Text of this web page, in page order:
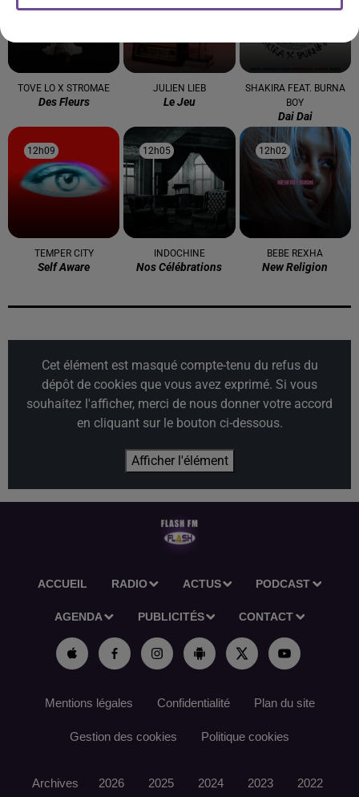
TOVE LO X STROMAE
Des Fleurs
JULIEN LIEB
Le Jeu
SHAKIRA FEAT. BURNA
BOY
Dai Dai
12h09
12h09
TEMPER CITY
Self Aware
12h05
12h05
INDOCHINE
Nos Célébrations
12h02
12h02
BEBE REXHA
New Religion
Cet élément est masqué compte-tenu du refus du
dépôt de cookies que vous avez exprimé. Si vous
souhaitez l'afficher, merci de nous donner votre accord
en cliquant sur le bouton ci-dessous.
Afficher l'élément
ACCUEIL RADIO ACTUS PODCAST
AGENDA PUBLICITÉS CONTACT
Mentions légales Confidentialité Plan du site
Gestion des cookies Politique cookies
Archives 2026 2025 2024 2023 2022